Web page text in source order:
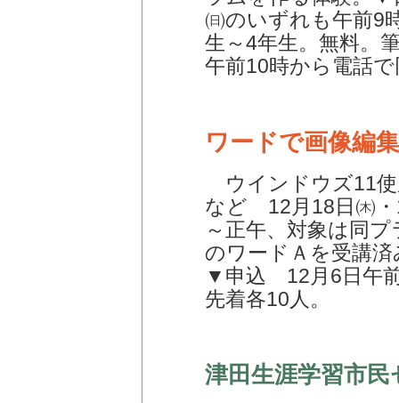
㈰のいずれも午前9
生～4年生。無料。
午前10時から電話
ワードで画像編集
ウインドウズ11
など 12月18日㈭・
～正午、対象は同
のワードＡを受講
▼申込 12月6日午
先着各10人。
津田生涯学習市民